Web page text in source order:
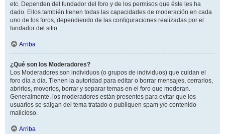
etc. Dependen del fundador del foro y de los permisos que éste les ha
dado. Ellos también tienen todas las capacidades de moderación en cada
uno de los foros, dependiendo de las configuraciones realizadas por el
fundador del sitio.
Arriba
¿Qué son los Moderadores?
Los Moderadores son individuos (o grupos de individuos) que cuidan el
foro día a día. Tienen la autoridad para editar o borrar mensajes, cerrarlos,
abrirlos, moverlos, borrar y separar temas en el foro que moderan.
Generalmente, los moderadores están presentes para evitar que los
usuarios se salgan del tema tratado o publiquen spam y/o contenido
malicioso.
Arriba